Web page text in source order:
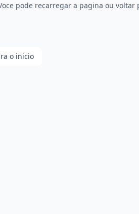
pode recarregar a pagina ou voltar
o inicio